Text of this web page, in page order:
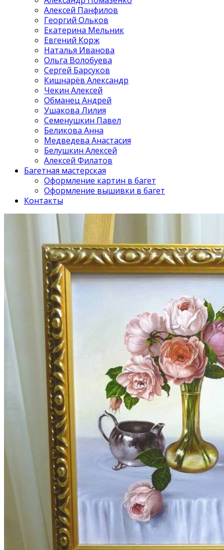
Алексей Панфилов
Георгий Ольков
Екатерина Мельник
Евгений Корж
Наталья Иванова
Ольга Волобуева
Сергей Барсуков
Кишнарёв Александр
Чекин Алексей
Обманец Андрей
Ушакова Лилия
Семенушкин Павел
Беликова Анна
Медведева Анастасия
Белушкин Алексей
Алексей Филатов
Багетная мастерская
Оформление картин в багет
Оформление вышивки в багет
Контакты